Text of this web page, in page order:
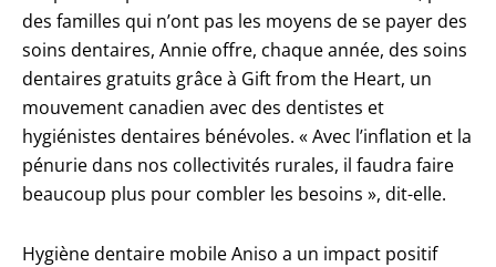
des familles qui n’ont pas les moyens de se payer des
soins dentaires, Annie offre, chaque année, des soins
dentaires gratuits grâce à Gift from the Heart, un
mouvement canadien avec des dentistes et
hygiénistes dentaires bénévoles. « Avec l’inflation et la
pénurie dans nos collectivités rurales, il faudra faire
beaucoup plus pour combler les besoins », dit-elle.
Hygiène dentaire mobile Aniso a un impact positif